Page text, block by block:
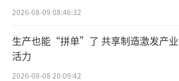
2026-08-09 08:46:32
生产也能“拼单”了 共享制造激发产业
活力
2026-08-08 20:09:42